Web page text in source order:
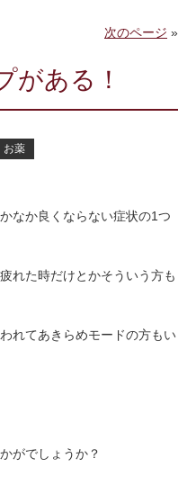
次のページ »
がある！
お薬
なか良くならない症状の1つ
れた時だけとかそういう方も
れてあきらめモードの方もい
がでしょうか？